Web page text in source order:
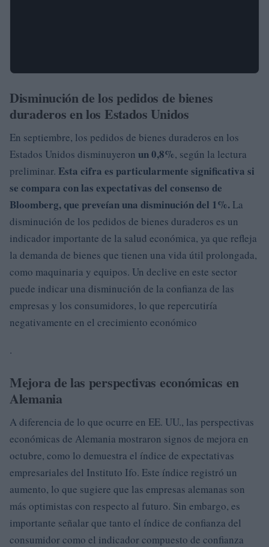
Disminución de los pedidos de bienes
duraderos en los Estados Unidos
En septiembre, los pedidos de bienes duraderos en los
Estados Unidos disminuyeron un 0,8%, según la lectura
preliminar. Esta cifra es particularmente significativa si
se compara con las expectativas del consenso de
Bloomberg, que preveían una disminución del 1%. La
disminución de los pedidos de bienes duraderos es un
indicador importante de la salud económica, ya que refleja
la demanda de bienes que tienen una vida útil prolongada,
como maquinaria y equipos. Un declive en este sector
puede indicar una disminución de la confianza de las
empresas y los consumidores, lo que repercutiría
negativamente en el crecimiento económico
.
Mejora de las perspectivas económicas en
Alemania
A diferencia de lo que ocurre en EE. UU., las perspectivas
económicas de Alemania mostraron signos de mejora en
octubre, como lo demuestra el índice de expectativas
empresariales del Instituto Ifo. Este índice registró un
aumento, lo que sugiere que las empresas alemanas son
más optimistas con respecto al futuro. Sin embargo, es
importante señalar que tanto el índice de confianza del
consumidor como el indicador compuesto de confianza